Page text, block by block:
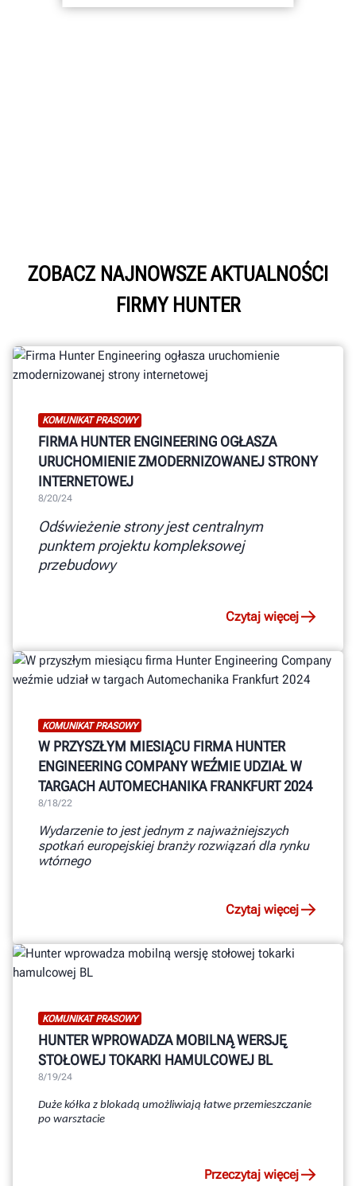
ZOBACZ NAJNOWSZE AKTUALNOŚCI
FIRMY HUNTER
KOMUNIKAT PRASOWY
FIRMA HUNTER ENGINEERING OGŁASZA
URUCHOMIENIE ZMODERNIZOWANEJ STRONY
INTERNETOWEJ
8/20/24
Odświeżenie strony jest centralnym
punktem projektu kompleksowej
przebudowy
Czytaj więcej
KOMUNIKAT PRASOWY
W PRZYSZŁYM MIESIĄCU FIRMA HUNTER
ENGINEERING COMPANY WEŹMIE UDZIAŁ W
TARGACH AUTOMECHANIKA FRANKFURT 2024
8/18/22
Wydarzenie to jest jednym z najważniejszych
spotkań europejskiej branży rozwiązań dla rynku
wtórnego
Czytaj więcej
KOMUNIKAT PRASOWY
HUNTER WPROWADZA MOBILNĄ WERSJĘ
STOŁOWEJ TOKARKI HAMULCOWEJ BL
8/19/24
Duże kółka z blokadą umożliwiają łatwe przemieszczanie
po warsztacie
Przeczytaj więcej